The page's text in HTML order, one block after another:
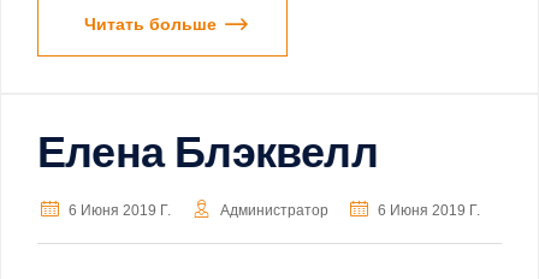
Читать больше
Елена Блэквелл
6 Июня 2019 Г. Администратор 6 Июня 2019 Г.